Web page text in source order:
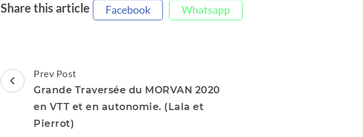
Share this article Facebook Whatsapp
Post
Navigation
Prev Post
Grande Traversée du MORVAN 2020
en VTT et en autonomie. (Lala et
Pierrot)